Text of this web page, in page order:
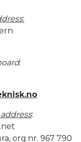
:
:
:
org.nr. 967 790